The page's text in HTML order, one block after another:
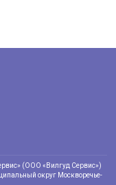
(ООО «Вилгуд Сервис»)
округ Москворечье-